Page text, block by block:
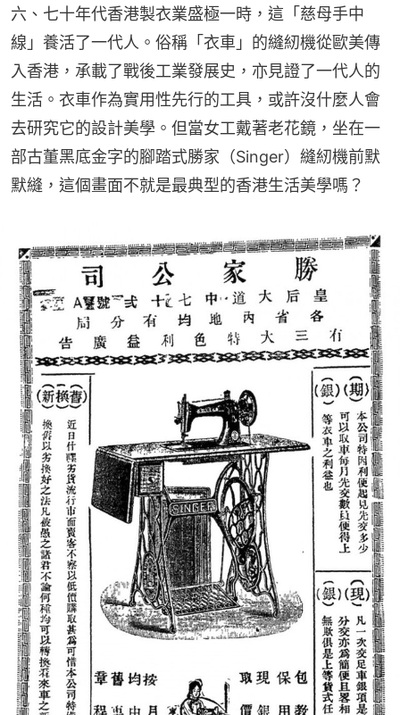
六、七十年代香港製衣業盛極一時，這「慈母手中
線」養活了一代人。俗稱「衣車」的縫紉機從歐美傳
入香港，承載了戰後工業發展史，亦見證了一代人的
生活。衣車作為實用性先行的工具，或許沒什麼人會
去研究它的設計美學。但當女工戴著老花鏡，坐在一
部古董黑底金字的腳踏式勝家（Singer）縫紉機前默
默縫，這個畫面不就是最典型的香港生活美學嗎？